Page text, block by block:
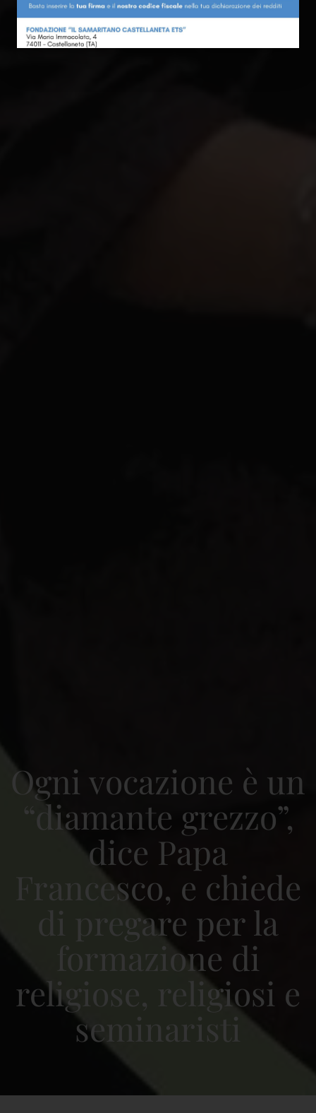
Ogni vocazione è un
“diamante grezzo”,
dice Papa
Francesco, e chiede
di pregare per la
formazione di
religiose, religiosi e
seminaristi